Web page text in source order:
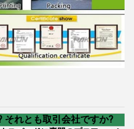
それとも取引会社ですか?